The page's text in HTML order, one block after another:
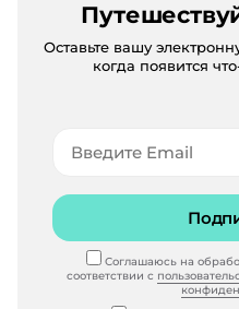
Оставьте вашу
когда появится
Соглашаюсь на
соответствии с